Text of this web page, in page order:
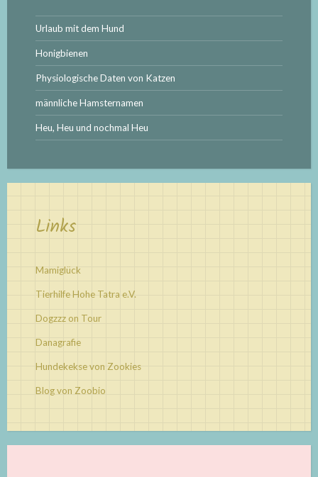
Urlaub mit dem Hund
Honigbienen
Physiologische Daten von Katzen
männliche Hamsternamen
Heu, Heu und nochmal Heu
Links
Mamiglück
Tierhilfe Hohe Tatra e.V.
Dogzzz on Tour
Danagrafie
Hundekekse von Zookies
Blog von Zoobio